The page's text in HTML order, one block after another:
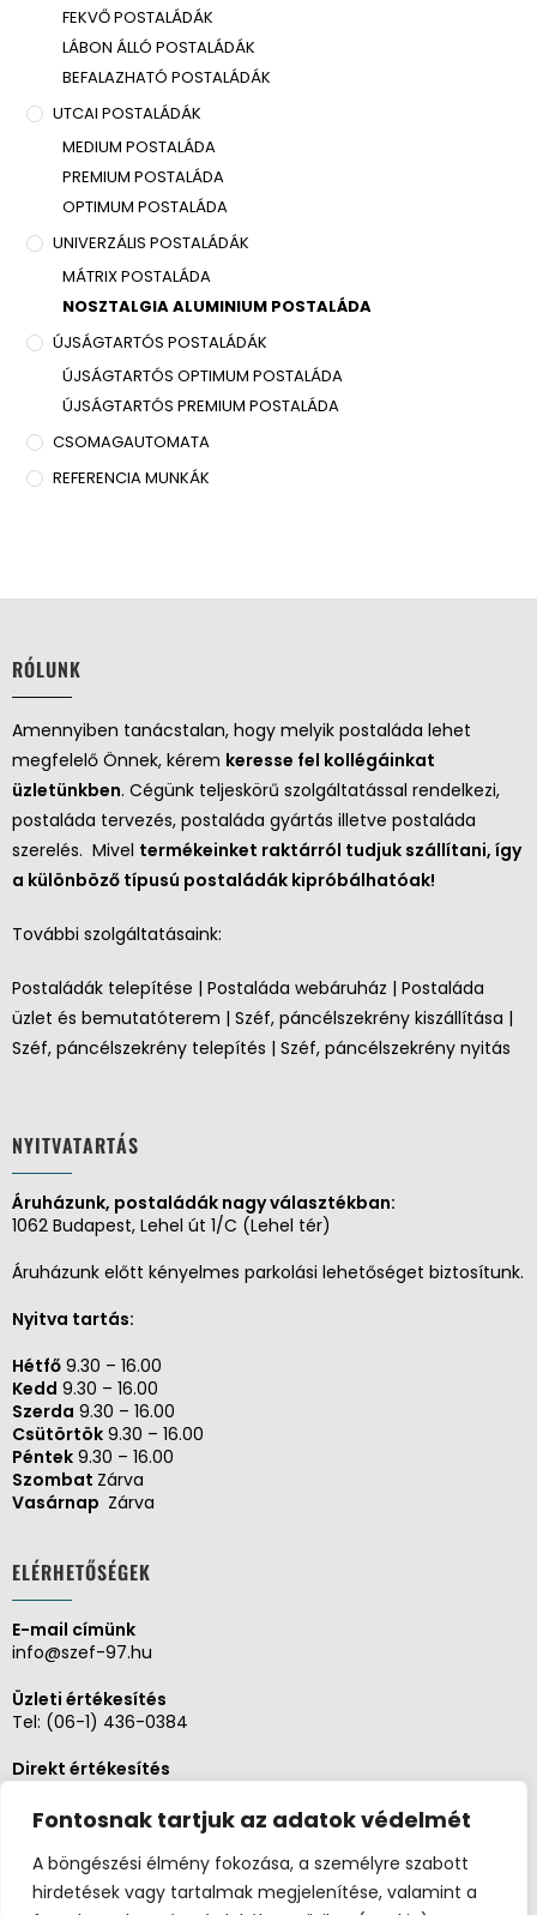
Fontosnak tartjuk az adatok védelmét
A böngészési élmény fokozása, a személyre szabott
hirdetések vagy tartalmak megjelenítése, valamint a
FEKVŐ POSTALÁDÁK
LÁBON ÁLLÓ POSTALÁDÁK
BEFALAZHATÓ POSTALÁDÁK
UTCAI POSTALÁDÁK
MEDIUM POSTALÁDA
PREMIUM POSTALÁDA
OPTIMUM POSTALÁDA
UNIVERZÁLIS POSTALÁDÁK
MÁTRIX POSTALÁDA
NOSZTALGIA ALUMINIUM POSTALÁDA
ÚJSÁGTARTÓS POSTALÁDÁK
ÚJSÁGTARTÓS OPTIMUM POSTALÁDA
ÚJSÁGTARTÓS PREMIUM POSTALÁDA
CSOMAGAUTOMATA
REFERENCIA MUNKÁK
RÓLUNK
Amennyiben tanácstalan, hogy melyik postaláda lehet
megfelelő Önnek, kérem keresse fel kollégáinkat
üzletünkben. Cégünk teljeskörű szolgáltatással rendelkezi,
postaláda tervezés, postaláda gyártás illetve postaláda
szerelés. Mivel termékeinket raktárról tudjuk szállítani, így
a különböző típusú postaládák kipróbálhatóak!
További szolgáltatásaink:
Postaládák telepítése | Postaláda webáruház | Postaláda
üzlet és bemutatóterem | Széf, páncélszekrény kiszállítása |
Széf, páncélszekrény telepítés | Széf, páncélszekrény nyitás
NYITVATARTÁS
Áruházunk, postaládák nagy választékban:
1062 Budapest, Lehel út 1/C (Lehel tér)
Áruházunk előtt kényelmes parkolási lehetőséget biztosítunk.
Nyitva tartás:
Hétfő 9.30 – 16.00
Kedd 9.30 – 16.00
Szerda 9.30 – 16.00
Csütörtök 9.30 – 16.00
Péntek 9.30 – 16.00
Szombat Zárva
Vasárnap Zárva
ELÉRHETŐSÉGEK
E-mail címünk
info@szef-97.hu
Üzleti értékesítés
Tel: (06-1) 436-0384
Direkt értékesítés
Adminisztráció, Pénzügy
Tel: (06-1) 430-1930
Szerviz és karbantartás